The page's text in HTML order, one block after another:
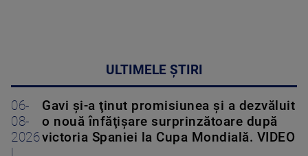
ULTIMELE ȘTIRI
06-
08-
2026
Gavi şi-a ţinut promisiunea şi a dezvăluit
o nouă înfăţişare surprinzătoare după
victoria Spaniei la Cupa Mondială. VIDEO